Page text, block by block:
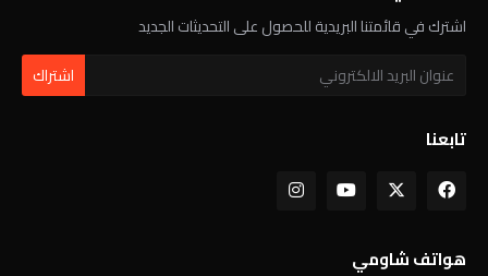
اشترك في قائمتنا البريدية للحصول على التحديثات الجديد
تابعنا
هواتف شاومي